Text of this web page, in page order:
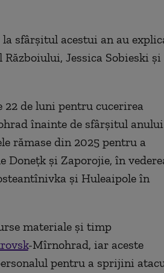
la sfârșitul acestui an au
Jessica Sobieski și
22 de luni pentru cucerirea
înainte de sfârșitul
rămase din 2025 pentru a
și Zaporojie, în
și Huleaipole în
materiale și timp
-Mîrnohrad, iar aceste
pentru a sprijini